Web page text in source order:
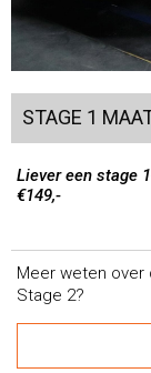
STAGE 1
Liever een stage
€149,-
Meer weten over
Stage 2?